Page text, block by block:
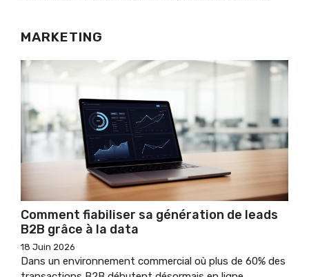
MARKETING
Comment fiabiliser sa génération de leads
B2B grâce à la data
18 Juin 2026
Dans un environnement commercial où plus de 60% des